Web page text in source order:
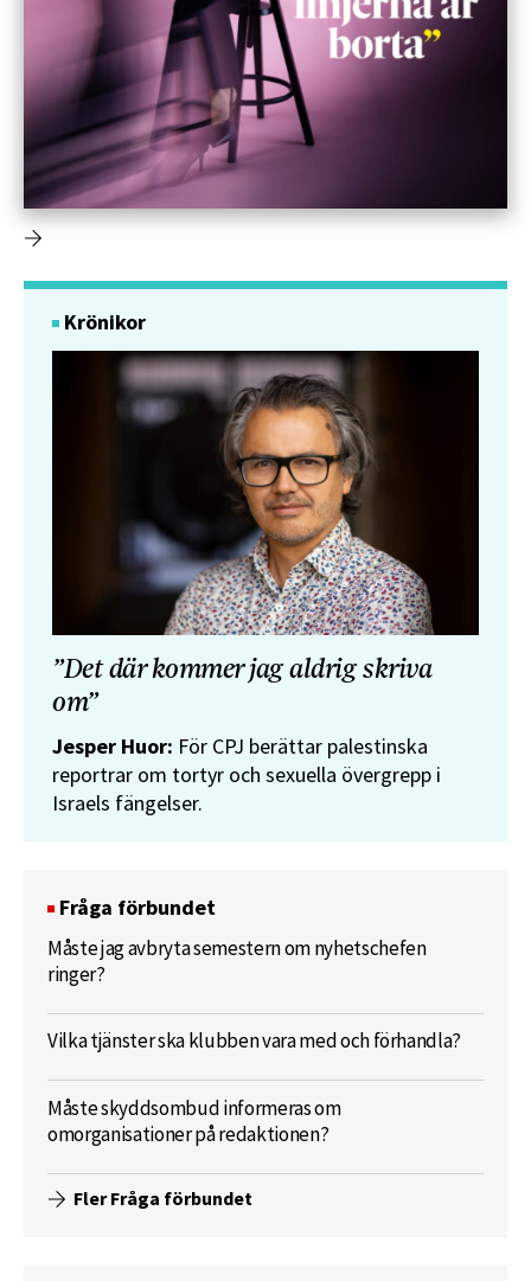
Krönikor
”Det där kommer jag aldrig skriva
om”
Jesper Huor: För CPJ berättar palestinska
reportrar om tortyr och sexuella övergrepp i
Israels fängelser.
Fråga förbundet
Måste jag avbryta semestern om nyhetschefen
ringer?
Vilka tjänster ska klubben vara med och förhandla?
Måste skyddsombud informeras om
omorganisationer på redaktionen?
Fler Fråga förbundet